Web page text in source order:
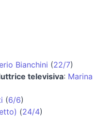
Bianchini (22/7)
televisiva: Marina
(6/6)
(24/4)